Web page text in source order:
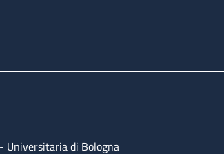
Universitaria di Bologna